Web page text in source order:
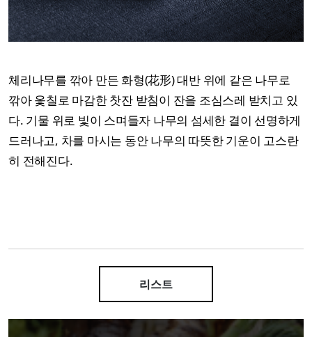
체리나무를 깎아 만든 화형(花形) 대반 위에 같은 나무로
깎아 옻칠로 마감한 찻잔 받침이 잔을 조심스레 받치고 있
다. 기물 위로 빛이 스며들자 나무의 섬세한 결이 선명하게
드러나고, 차를 마시는 동안 나무의 따뜻한 기운이 고스란
히 전해진다.
리스트